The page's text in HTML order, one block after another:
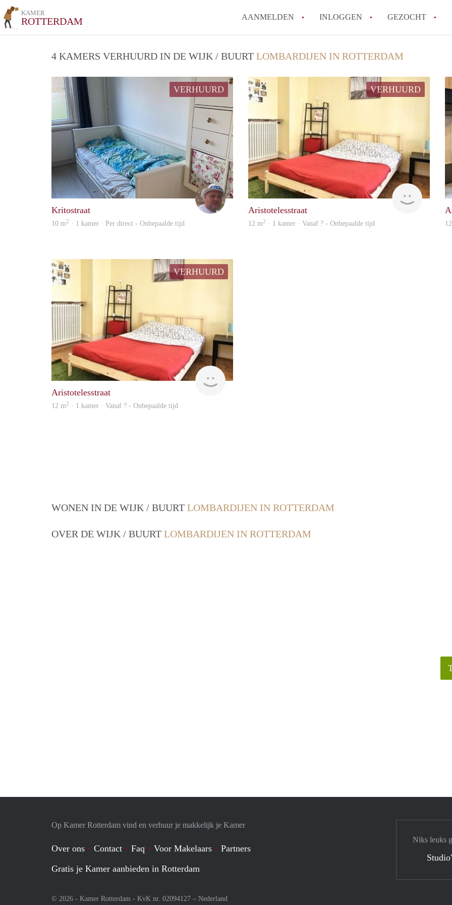
KAMER
ROTTERDAM AANMELDEN INLOGGEN GEZOCHT
Moet ik mij inschrijven bij de
Hoe groot is de kans dat ik snel
Wat kost een studentenkamer
In welke wijken van
Hoe vind ik een kamer in
Alle veelgestelde vragen
4 KAMERS VERHUURD IN DE WIJK / BUURT LOMBARDIJEN IN ROTTERDAM
VERHUURD
Horatiu
Kritostraat
10 m2 · 1 kamer · Per direct - Onbepaalde tijd
VERHUURD
Woning
Aristotelesstraat
12 m2 · 1 kamer · Vanaf ? - Onbepaalde tijd
VERHUURD
Woning
Aristotelesstraat
12 m2 · 1 kamer · Vanaf ? - Onbepaalde tijd
WONEN IN DE WIJK / BUURT LOMBARDIJEN IN ROTTERDAM
OVER DE WIJK / BUURT LOMBARDIJEN IN ROTTERDAM
Op Kamer Rotterdam vind en verhuur je makkelijk je Kamer
Over ons Contact Faq Voor Makelaars
Partners
Gratis je Kamer aanbieden in Rotterdam
© 2026 - Kamer Rotterdam - KvK nr. 02094127 – Nederland
Niks leuks